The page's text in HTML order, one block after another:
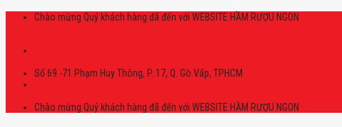
Skip
Chào mừng Quý khách hàng đã đến với WEBSITE HẦM RƯỢU NGON
Số 69 -71 Phạm Huy Thông, P. 17, Q. Gò Vấp, TPHCM
Chào mừng Quý khách hàng đã đến với WEBSITE HẦM RƯỢU NGON